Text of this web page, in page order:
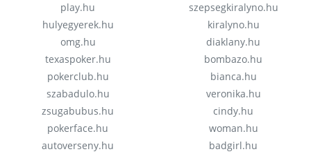
play.hu
hulyegyerek.hu
omg.hu
texaspoker.hu
pokerclub.hu
szabadulo.hu
zsugabubus.hu
pokerface.hu
autoverseny.hu
szepsegkiralyno.hu
kiralyno.hu
diaklany.hu
bombazo.hu
bianca.hu
veronika.hu
cindy.hu
woman.hu
badgirl.hu